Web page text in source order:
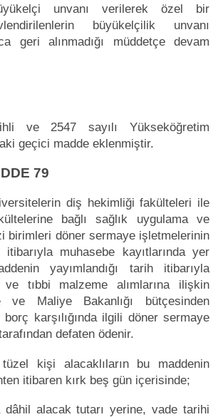
unvanı verilerek özel bir
büyükelçilik unvanı
geri alınmadığı müddetçe devam
ve 2547 sayılı Yükseköğretim
geçici madde eklenmiştir.
79
diş hekimliği fakülteleri ile
bağlı sağlık uygulama ve
birimleri döner sermaye işletmelerinin
muhasebe kayıtlarında yer
yayımlandığı tarih itibarıyla
tıbbi malzeme alımlarına ilişkin
ve Maliye Bakanlığı bütçesinden
karşılığında ilgili döner sermaye
defaten ödenir.
kişi alacaklıların bu maddenin
itibaren kırk beş gün içerisinde;
dâhil alacak tutarı yerine, vade tarihi